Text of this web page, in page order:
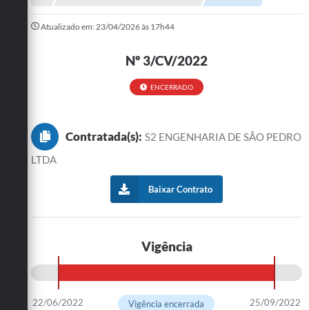
Legislação
Editais
Atualizado em: 23/04/2026 às 17h44
Nº 3/CV/2022
ENCERRADO
Contratada(s): S2 ENGENHARIA DE SÃO PEDRO
LTDA
Baixar Contrato
Vigência
22/06/2022 25/09/2022
Vigência encerrada